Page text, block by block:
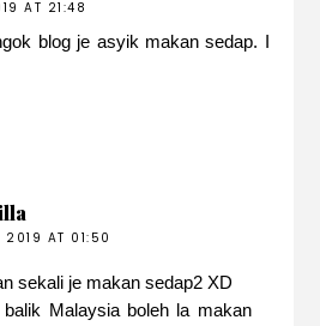
AT 21:48
blog je asyik makan sedap. I
2019 AT 01:50
sekali je makan sedap2 XD
Malaysia boleh la makan